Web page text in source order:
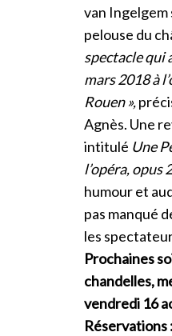
van Ingelgem
pelouse du
spectacle qui
mars 2018 à
Rouen »,
Agnès. Une
intitulé Une
l’opéra, opus
humour et
pas manqué
les
Prochaines
chandelles,
vendredi 16